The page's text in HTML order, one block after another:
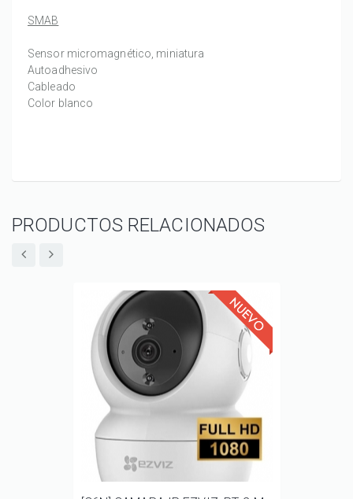
SMAB
Sensor micromagnético, miniatura
Autoadhesivo
Cableado
Color blanco
PRODUCTOS RELACIONADOS